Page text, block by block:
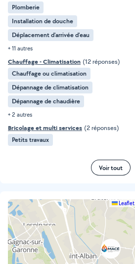
Plomberie
Installation de douche
Déplacement d'arrivée d'eau
+ 11 autres
Chauffage - Climatisation (12 réponses)
Chauffage ou climatisation
Dépannage de climatisation
Dépannage de chaudière
+ 2 autres
Bricolage et multi services (2 réponses)
Petits travaux
Voir tout
Leaflet